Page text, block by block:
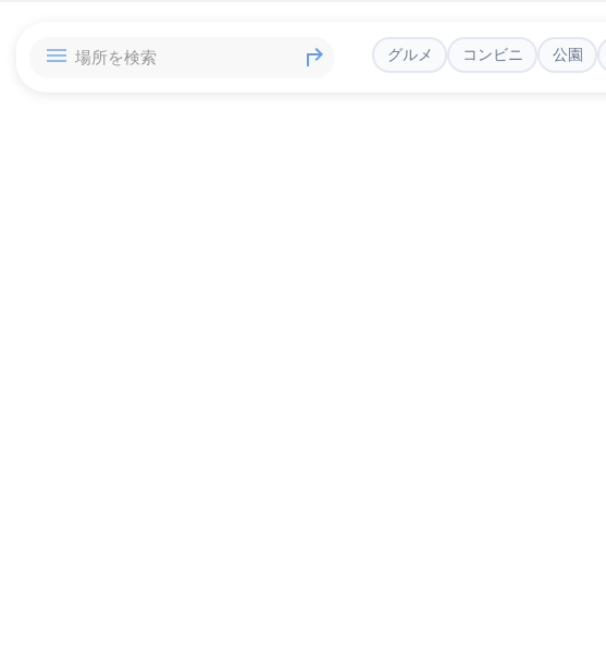
グルメ コンビニ 公園